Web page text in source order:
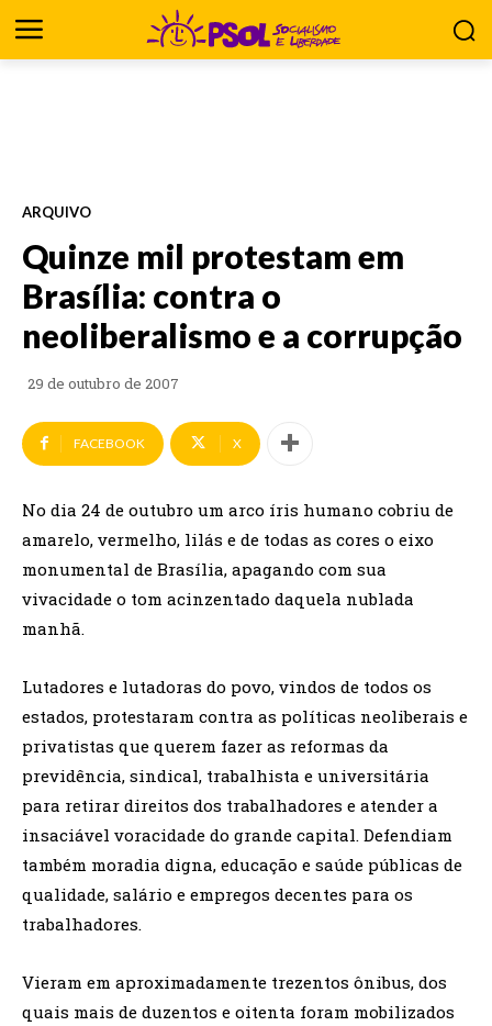
ARQUIVO
Quinze mil protestam em
Brasília: contra o
neoliberalismo e a corrupção
29 de outubro de 2007
FACEBOOK X
No dia 24 de outubro um arco íris humano cobriu de
amarelo, vermelho, lilás e de todas as cores o eixo
monumental de Brasília, apagando com sua
vivacidade o tom acinzentado daquela nublada
manhã.
Lutadores e lutadoras do povo, vindos de todos os
estados, protestaram contra as políticas neoliberais e
privatistas que querem fazer as reformas da
previdência, sindical, trabalhista e universitária
para retirar direitos dos trabalhadores e atender a
insaciável voracidade do grande capital. Defendiam
também moradia digna, educação e saúde públicas de
qualidade, salário e empregos decentes para os
trabalhadores.
Vieram em aproximadamente trezentos ônibus, dos
quais mais de duzentos e oitenta foram mobilizados